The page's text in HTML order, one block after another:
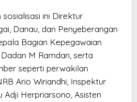
ini Direktur
Danau, dan Penyeberangan
Bagian Kepegawaian
M Ramdan, serta
seperti perwakilan
Ario Wiriandhi, Inspektur
Adji Herpriarsono, Asisten